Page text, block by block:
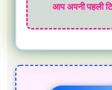
आप अपनी पहली